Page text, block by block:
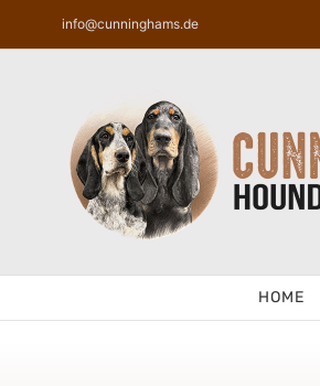
info@cunninghams.de
HOME